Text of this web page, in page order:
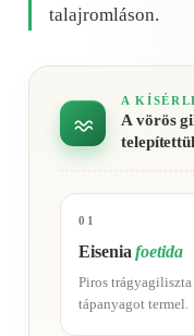
talajromláson.
A
A vörös
01
Eiseniafoetida
Piros
tápanyagot termel.